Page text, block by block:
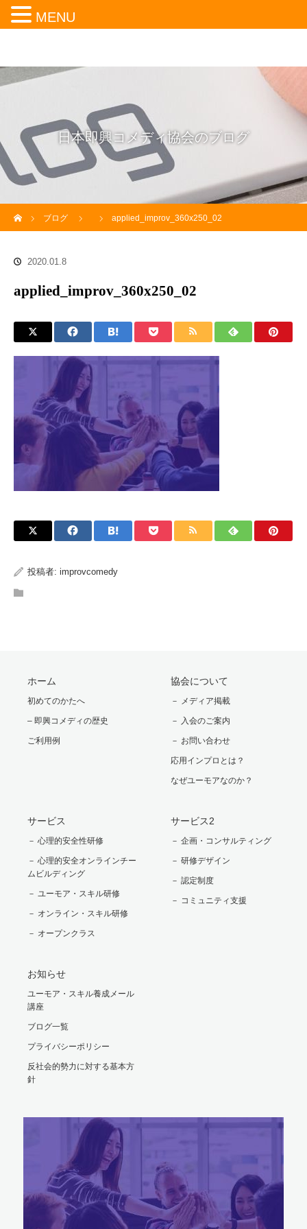
日本即興コメディ協会のブログ
ブログ
applied_improv_360x250_02
2020.01.8
applied_improv_360x250_02
投稿者: improvcomedy
ホーム
初めてのかたへ
– 即興コメディの歴史
ご利用例
協会について
－ メディア掲載
－ 入会のご案内
－ お問い合わせ
応用インプロとは？
なぜユーモアなのか？
サービス
－ 心理的安全性研修
－ 心理的安全オンラインチー
ムビルディング
－ ユーモア・スキル研修
－ オンライン・スキル研修
－ オープンクラス
サービス2
－ 企画・コンサルティング
－ 研修デザイン
－ 認定制度
－ コミュニティ支援
お知らせ
ユーモア・スキル養成メール
講座
ブログ一覧
プライバシーポリシー
反社会的勢力に対する基本方
針
MENU